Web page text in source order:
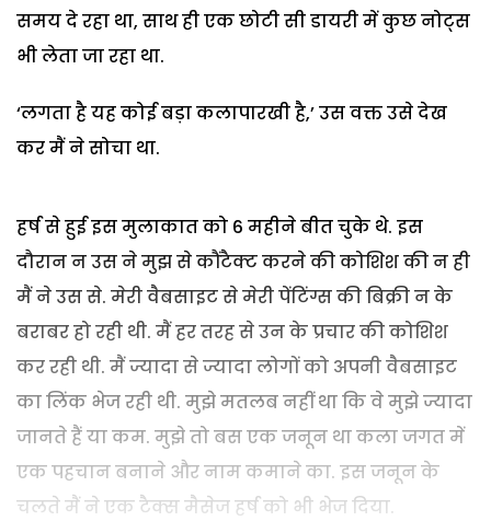
समय दे रहा था, साथ ही एक छोटी सी डायरी में कुछ नोट्स
भी लेता जा रहा था.
‘लगता है यह कोई बड़ा कलापारखी है,’ उस वक्त उसे देख
कर मैं ने सोचा था.
हर्ष से हुई इस मुलाकात को 6 महीने बीत चुके थे. इस
दौरान न उस ने मुझ से कौंटैक्ट करने की कोशिश की न ही
मैं ने उस से. मेरी वैबसाइट से मेरी पेंटिंग्स की बिक्री न के
बराबर हो रही थी. मैं हर तरह से उन के प्रचार की कोशिश
कर रही थी. मैं ज्यादा से ज्यादा लोगों को अपनी वैबसाइट
का लिंक भेज रही थी. मुझे मतलब नहीं था कि वे मुझे ज्यादा
जानते हैं या कम. मुझे तो बस एक जनून था कला जगत में
एक पहचान बनाने और नाम कमाने का. इस जनून के
चलते मैं ने एक टैक्स मैसेज हर्ष को भी भेज दिया.